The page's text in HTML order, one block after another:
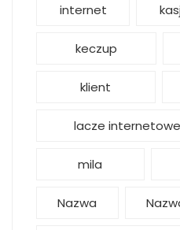
internet
keczup
klient
lacze internetowe
mila
Nazwa